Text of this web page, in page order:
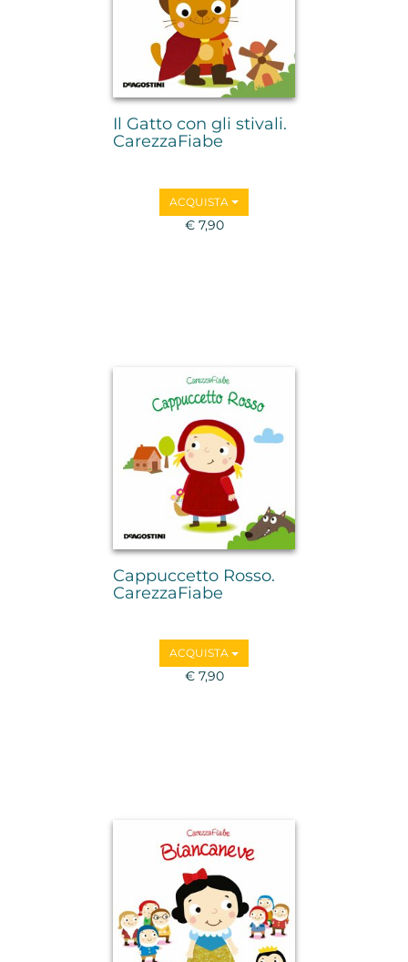
Il Gatto con gli stivali.
CarezzaFiabe
ACQUISTA
€ 7,90
Cappuccetto Rosso.
CarezzaFiabe
ACQUISTA
€ 7,90